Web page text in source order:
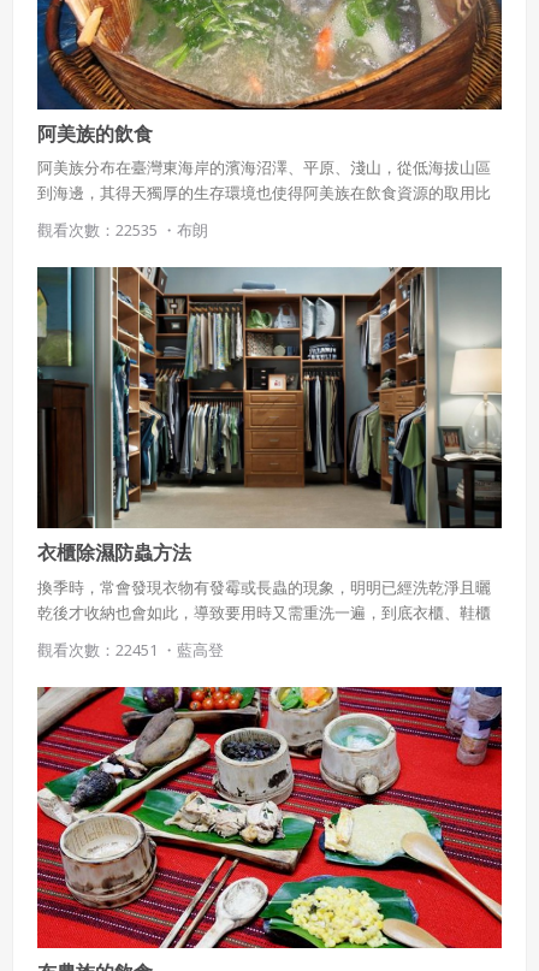
阿美族的飲食
阿美族分布在臺灣東海岸的濱海沼澤、平原、淺山，從低海拔山區
到海邊，其得天獨厚的生存環境也使得阿美族在飲食資源的取用比
其他族群更加廣泛，囊括「山」珍及「海」味。除了農耕，阿美族
也十分善於採集，從山上到海岸都皆是阿美族的冰箱，今天就一起
來了解阿美族的飲食內涵。
觀看次數：22535 ・ 布朗
衣櫃除濕防蟲方法
換季時，常會發現衣物有發霉或長蟲的現象，明明已經洗乾淨且曬
乾後才收納也會如此，導致要用時又需重洗一遍，到底衣櫃、鞋櫃
要如何除濕防蟲呢？
觀看次數：22451 ・ 藍高登
使用 Facebook 帳號登入
使用 Google 帳號登入
使用 Facebook 帳號註冊
使用 Google 帳號註冊
緣會員有意願吉寶知識系統（本系統），經註冊本
系統表示您同意會員合約：
一、定義條款
授權內容：係指吉寶系統有限公司（吉寶系統公司）所有或
經授權使用而置放於吉寶知識系統網站或系統內之著作物。